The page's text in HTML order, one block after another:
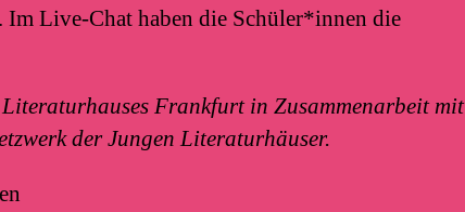
Live-Chat haben die Schüler*innen die
Frankfurt in Zusammenarbeit mit
der Jungen Literaturhäuser.